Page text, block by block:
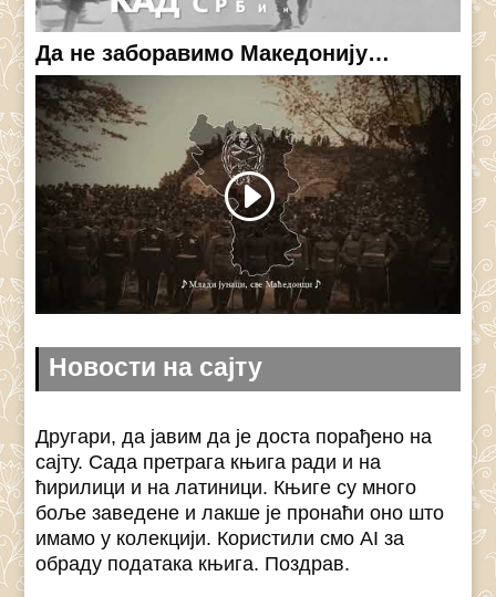
Да не заборавимо Македонију…
Новости на сајту
Другари, да јавим да је доста порађено на
сајту. Сада претрага књига ради и на
ћирилици и на латиници. Књиге су много
боље заведене и лакше је пронаћи оно што
имамо у колекцији. Користили смо AI за
обраду података књига. Поздрав.